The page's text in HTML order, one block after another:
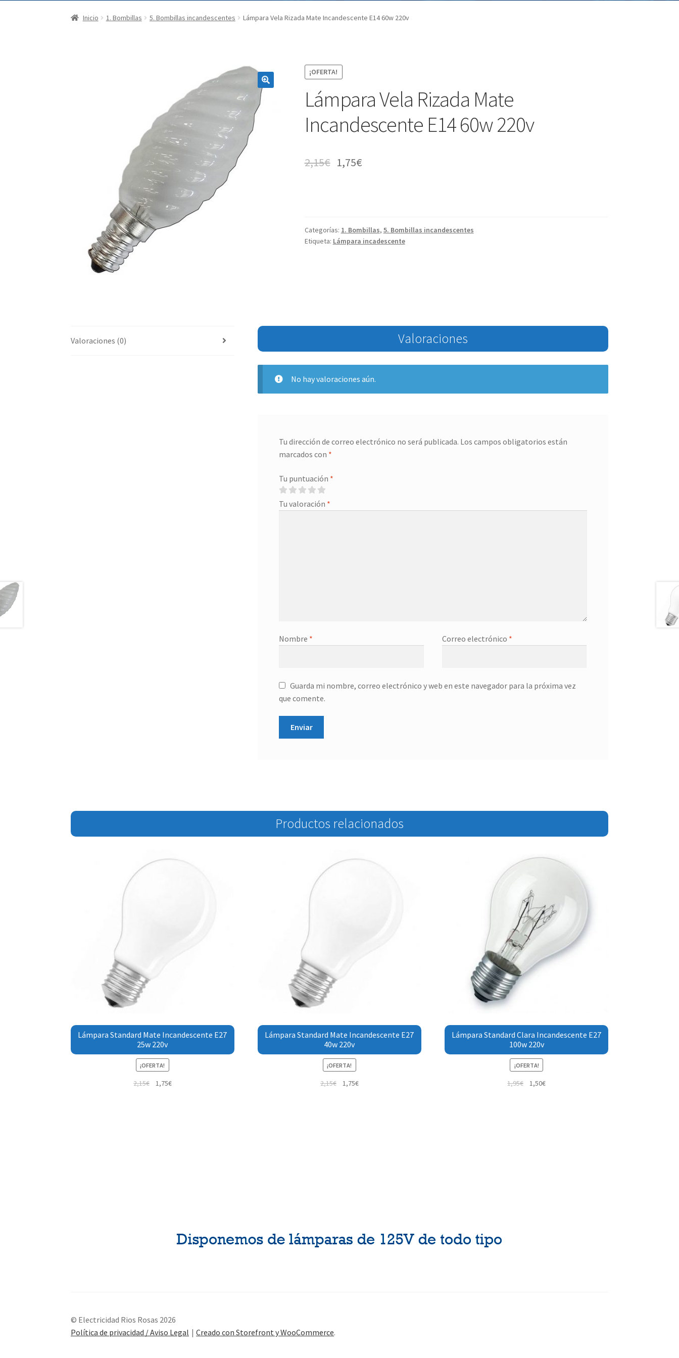
Inicio 1. Bombillas 5. Bombillas incandescentes Lámpara Vela Rizada Mate Incandescente E14 60w 220v
¡OFERTA!
Lámpara Vela Rizada Mate
Incandescente E14 60w 220v
2,15€ 1,75€
Categorías: 1. Bombillas, 5. Bombillas incandescentes
Etiqueta: Lámpara incadescente
Valoraciones (0) Valoraciones
No hay valoraciones aún.
Tu dirección de correo electrónico no será publicada. Los campos obligatorios están
marcados con *
Tu puntuación *
Tu valoración *
Nombre * Correo electrónico *
Guarda mi nombre, correo electrónico y web en este navegador para la próxima vez
que comente.
Productos relacionados
Lámpara Standard Mate Incandescente E27
25w 220v
¡OFERTA!
2,15€ 1,75€
Lámpara Standard Mate Incandescente E27
40w 220v
¡OFERTA!
2,15€ 1,75€
Lámpara Standard Clara Incandescente E27
100w 220v
¡OFERTA!
1,95€ 1,50€
© Electricidad Rios Rosas 2026
Política de privacidad / Aviso Legal
Creado con Storefront y WooCommerce.